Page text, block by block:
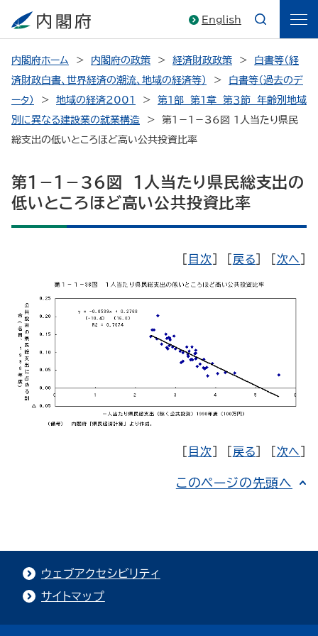
English
内閣府ホーム 内閣府の政策 経済財政政策
白書等（経
済財政白書、世界経済の潮流、地域の経済等）
白書等（過去のデ
ータ）
地域の経済2001
第１部 第１章 第３節 年齢別地域
別に異なる建設業の就業構造
第１－１－36図 １人当たり県民
総支出の低いところほど高い公共投資比率
第１－１－36図 １人当たり県民総支出の
低いところほど高い公共投資比率
目次 戻る 次へ
目次 戻る 次へ
このページの先頭へ
ウェブアクセシビリティ
サイトマップ